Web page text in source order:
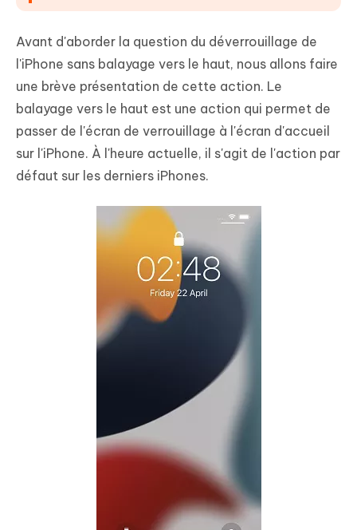
Avant d'aborder la question du déverrouillage de
l'iPhone sans balayage vers le haut, nous allons faire
une brève présentation de cette action. Le
balayage vers le haut est une action qui permet de
passer de l'écran de verrouillage à l'écran d'accueil
sur l'iPhone. À l'heure actuelle, il s'agit de l'action par
défaut sur les derniers iPhones.